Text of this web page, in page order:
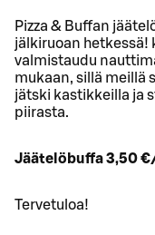
Pizza & Buffan
jälkiruoan hetkessä!
valmistaudu
mukaan, sillä meillä
jätski kastikkeilla ja
piirasta.
Jäätelöbuffa 3,50
Tervetuloa!